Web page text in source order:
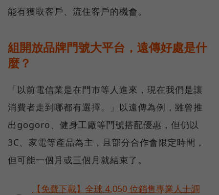
能有獲取客戶、流住客戶的機會。
組開放品牌門號大平台，遠傳好處是什
麼？
「以前電信業是在門市等人進來，現在我們是讓
消費者走到哪都有選擇。」以遠傳為例，雖曾推
出gogoro、健身工廠等門號搭配優惠，但仍以
3C、家電等產品為主，且部分合作會限定時間，
但可能一個月或三個月就結束了。
【免費下載】全球 4,050 位銷售專業人士調